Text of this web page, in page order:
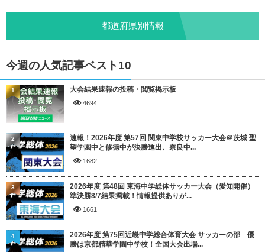
都道府県別情報
今週の人気記事ベスト10
大会結果速報の投稿・閲覧掲示板
4694
1
速報！2026年度 第57回 関東中学校サッカー大会＠茨城 聖
望学園中と修徳中が決勝進出、奈良中...
1682
2
2026年度 第48回 東海中学総体サッカー大会（愛知開催）
準決勝8/7結果掲載！情報提供ありが...
1661
3
2026年度 第75回近畿中学総合体育大会 サッカーの部 優
勝は京都精華学園中学校！全国大会出場...
4